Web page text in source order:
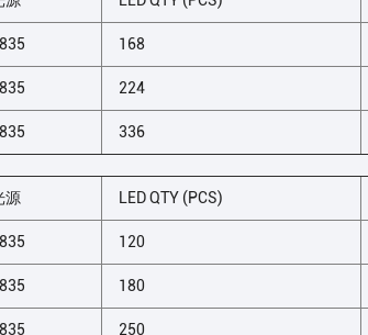
168
224
336
源 LED QTY (PCS)
120
180
250